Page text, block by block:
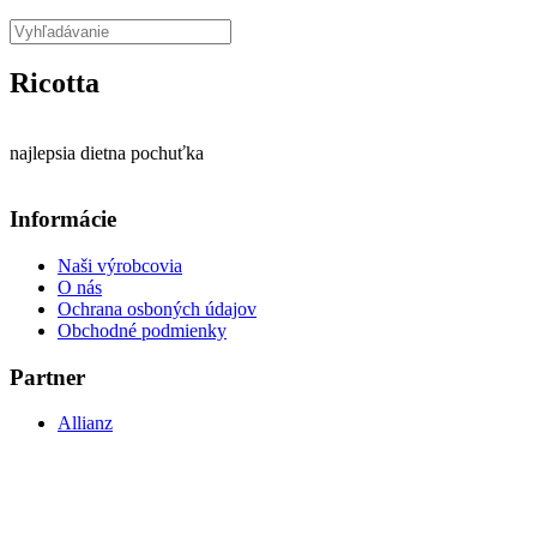
Ricotta
najlepsia dietna pochuťka
Informácie
Naši výrobcovia
O nás
Ochrana osboných údajov
Obchodné podmienky
Partner
Allianz